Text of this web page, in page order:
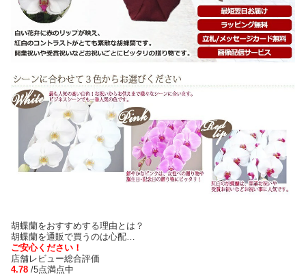
胡蝶蘭をおすすめする理由とは？
胡蝶蘭を通販で買うのは心配…
ご安心ください！
店舗レビュー総合評価
4.78 /5点満点中